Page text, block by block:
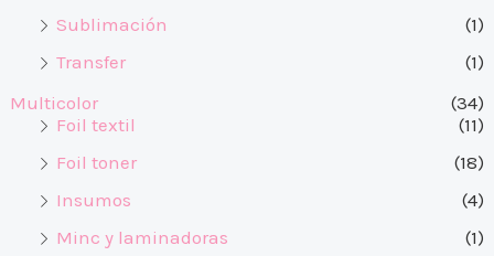
Sublimación
(1)
Transfer
(1)
Multicolor
(34)
Foil textil
(11)
Foil toner
(18)
Insumos
(4)
Minc y laminadoras
(1)